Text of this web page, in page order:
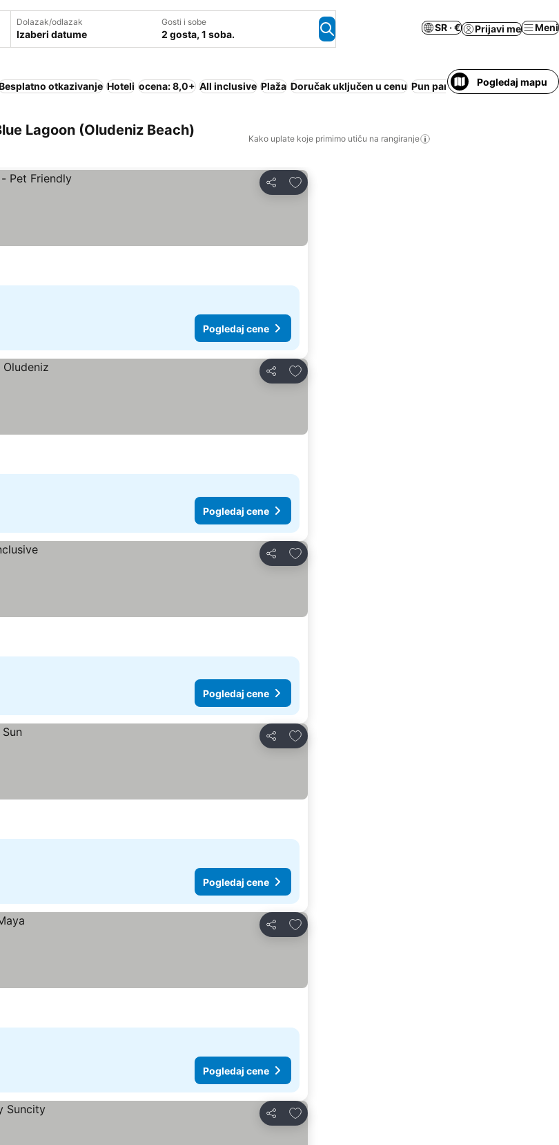
Dolazak/odlazak
Izaberi datume
Gosti i sobe
2 gosta, 1 soba.
SR · € Prijavi me Meni
Beach) otkazivanje Hoteli ocena: 8,0+ All inclusive Plaža Doručak uključen u cenu Pun pansion Bazen
Pogledaj mapu
Lagoon (Oludeniz Beach)
Kako uplate koje primimo utiču na rangiranje
Deli
Dodati u favorite
Pogledaj cene
Deli
Dodati u favorite
Pogledaj cene
Deli
Dodati u favorite
Pogledaj cene
Deli
Dodati u favorite
Pogledaj cene
Deli
Dodati u favorite
Pogledaj cene
Deli
Dodati u favorite